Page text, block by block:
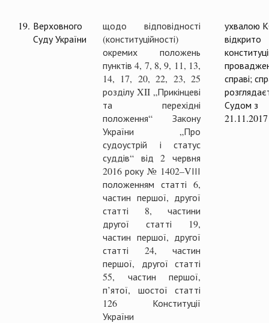
19. Верховного
Суду України
щодо відповідності
(конституційності)
окремих положень
пунктів 4, 7, 8, 9, 11, 13,
14, 17, 20, 22, 23, 25
розділу XII „Прикінцеві
та перехідні
положення“ Закону
України „Про
судоустрій і статус
суддів“ від 2 червня
2016 року № 1402–VІІІ
положенням статті 6,
частин першої, другої
статті 8, частини
другої статті 19,
частин першої, другої
статті 24, частин
першої, другої статті
55, частин першої,
п’ятої, шостої статті
126 Конституції
України
ухвалою
відкрито
справі;
Судом з
21.11.2017